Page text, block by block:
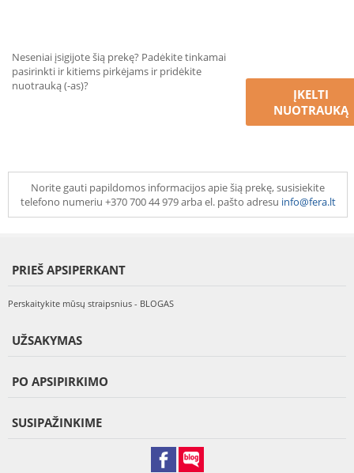
Neseniai įsigijote šią prekę? Padėkite tinkamai
pasirinkti ir kitiems pirkėjams ir pridėkite
nuotrauką (-as)?
ĮKELTI
NUOTRAUKĄ
Norite gauti papildomos informacijos apie šią prekę, susisiekite
telefono numeriu +370 700 44 979 arba el. pašto adresu info@fera.lt
PRIEŠ APSIPERKANT
Perskaitykite mūsų straipsnius - BLOGAS
UŽSAKYMAS
PO APSIPIRKIMO
SUSIPAŽINKIME